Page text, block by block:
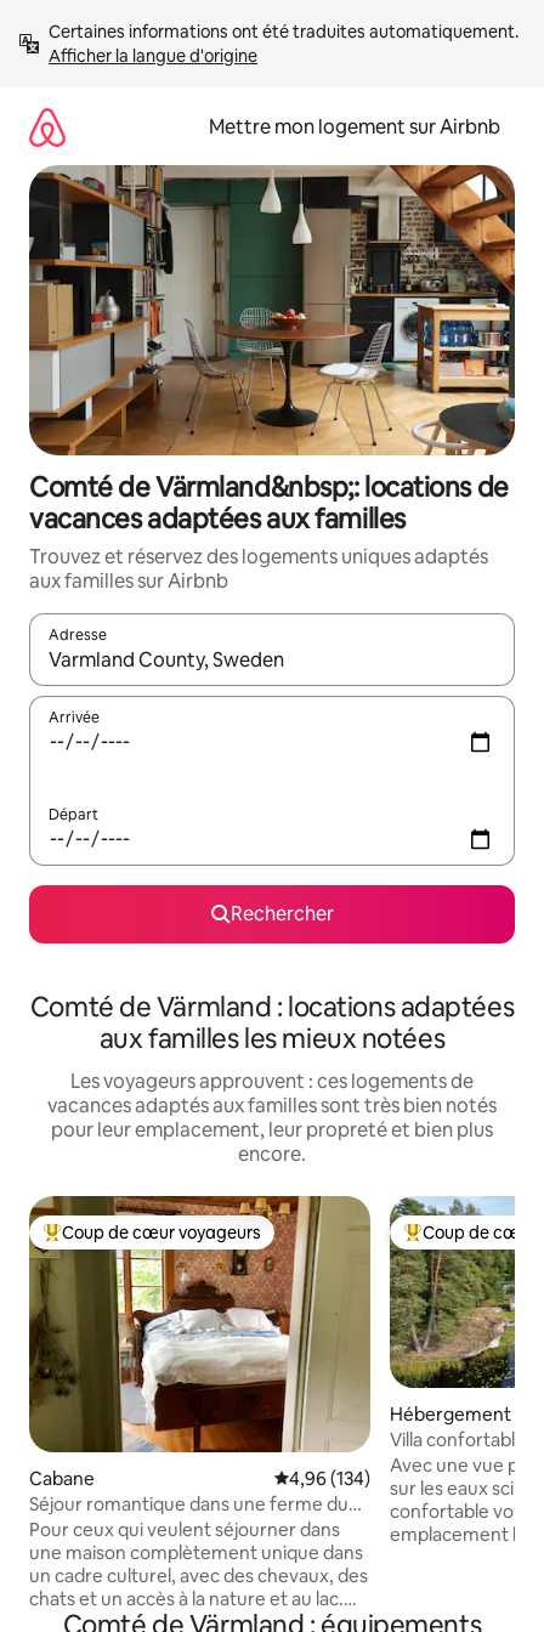
directement
Afficher la langue d'origine
Mettre mon logement sur Airbnb
Comté de Värmland&nbsp;: locations de
vacances adaptées aux familles
Trouvez et réservez des logements uniques adaptés
aux familles sur Airbnb
Adresse
Lorsque les résultats s'affichent, utilisez les flèches vers le
Arrivée
Départ
Rechercher
Comté de Värmland : locations adaptées
aux familles les mieux notées
Les voyageurs approuvent : ces logements de
vacances adaptés aux familles sont très bien notés
pour leur emplacement, leur propreté et bien plus
encore.
Coups de cœur voyageurs les plus appréciés
Coup de cœur voyageurs
Cabane Évaluation moyenne sur la
4,96 (134)
Séjour romantique dans une ferme du
XVIIIe siècle avec nature et animaux
Pour ceux qui veulent séjourner dans
une maison complètement unique dans
un cadre culturel, avec des chevaux, des
chats et un accès à la nature et au lac.
Vous avez votre propre espace
Coups de cœur
Coup de cœur
Hébergement
Villa confortable
bain à remous et
Avec une vue
sur les eaux
confortable vous
emplacement
rafraîchissant